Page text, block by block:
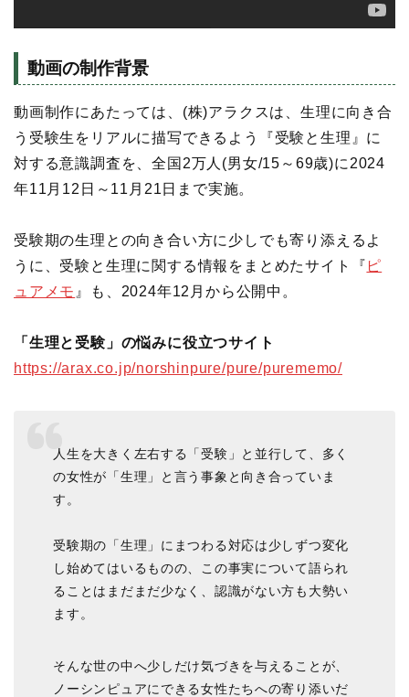
動画の制作背景
動画制作にあたっては、(株)アラクスは、生理に向き合
う受験生をリアルに描写できるよう『受験と生理』に
対する意識調査を、全国2万人(男女/15～69歳)に2024
年11月12日～11月21日まで実施。
受験期の生理との向き合い方に少しでも寄り添えるよ
うに、受験と生理に関する情報をまとめたサイト『 ピ
ュアメモ 』も、2024年12月から公開中。
「生理と受験」の悩みに役立つサイト
https://arax.co.jp/norshinpure/pure/purememo/
人生を大きく左右する「受験」と並行して、多く
の女性が「生理」と言う事象と向き合っていま
す。
受験期の「生理」にまつわる対応は少しずつ変化
し始めてはいるものの、この事実について語られ
ることはまだまだ少なく、認識がない方も大勢い
ます。
そんな世の中へ少しだけ気づきを与えることが、
ノーシンピュアにできる女性たちへの寄り添いだ